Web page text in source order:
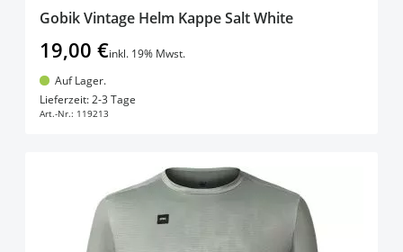
Gobik Vintage Helm Kappe Salt White
19,00 €inkl. 19% Mwst.
Auf Lager.
Lieferzeit: 2-3 Tage
Art.-Nr.: 119213